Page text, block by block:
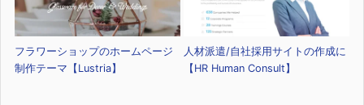
フラワーショップのホームページ
制作テーマ【Lustria】
人材派遣/自社採用サイトの作成に
【HR Human Consult】